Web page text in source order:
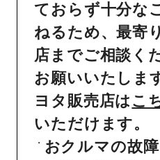
ておらず十分な
ねるため、最寄
店までご相談く
お願いいたしま
ヨタ販売店はこ
いただけます。
おクルマの故